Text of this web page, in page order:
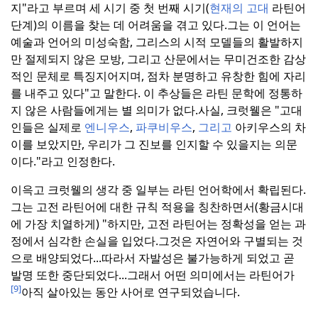
지"라고 부르며 세 시기 중 첫 번째 시기(현재의 고대 라틴어
단계)의 이름을 찾는 데 어려움을 겪고 있다.그는 이 언어는
예술과 언어의 미성숙함, 그리스의 시적 모델들의 활발하지
만 절제되지 않은 모방, 그리고 산문에서는 무미건조한 감상
적인 문체로 특징지어지며, 점차 분명하고 유창한 힘에 자리
를 내주고 있다"고 말한다. 이 추상들은 라틴 문학에 정통하
지 않은 사람들에게는 별 의미가 없다.사실, 크럿웰은 "고대
인들은 실제로 엔니우스, 파쿠비우스, 그리고 아키우스의 차
이를 보았지만, 우리가 그 진보를 인지할 수 있을지는 의문
이다."라고 인정한다.
이윽고 크럿웰의 생각 중 일부는 라틴 언어학에서 확립된다.
그는 고전 라틴어에 대한 규칙 적용을 칭찬하면서(황금시대
에 가장 치열하게) "하지만, 고전 라틴어는 정확성을 얻는 과
정에서 심각한 손실을 입었다.그것은 자연어와 구별되는 것
으로 배양되었다...따라서 자발성은 불가능하게 되었고 곧
발명 또한 중단되었다...그래서 어떤 의미에서는 라틴어가
[9]아직 살아있는 동안 사어로 연구되었습니다.